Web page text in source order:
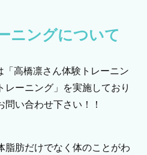
ニングについて
高橋凛さん体験トレーニン
レーニング」を実施しており
問い合わせ下さい！！
脂肪だけでなく体のことがわ